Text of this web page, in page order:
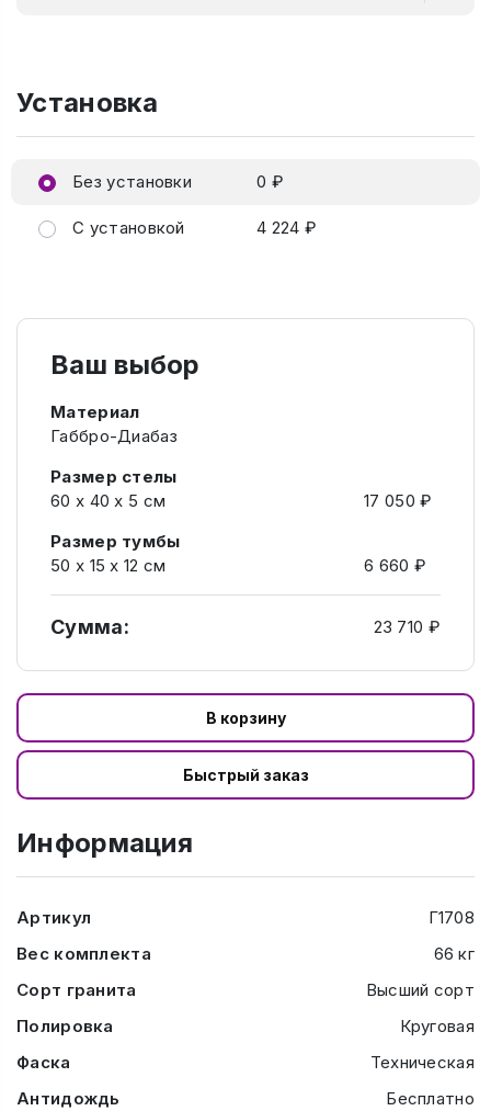
Установка
Без установки 0 ₽
С установкой 4 224 ₽
Ваш выбор
Материал
Габбро-Диабаз
Размер стелы
60 x 40 x 5 см
17 050 ₽
Размер тумбы
50 х 15 х 12 см
6 660 ₽
Сумма: 23 710 ₽
В корзину
Быстрый заказ
Информация
Артикул
Г1708
Вес комплекта
66 кг
Сорт гранита
Высший сорт
Полировка
Круговая
Фаска
Техническая
Антидождь
Бесплатно